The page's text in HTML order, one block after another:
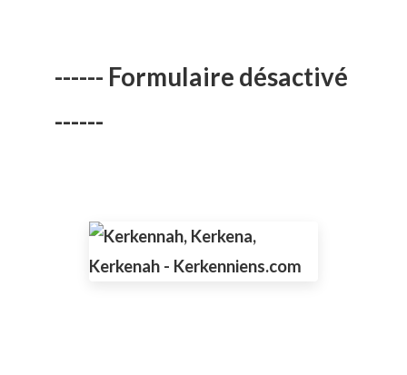
------ Formulaire désactivé
------